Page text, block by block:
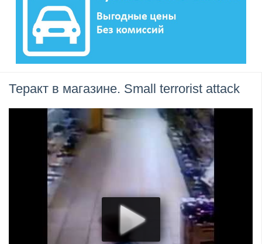
Теракт в магазине. Small terrorist attack